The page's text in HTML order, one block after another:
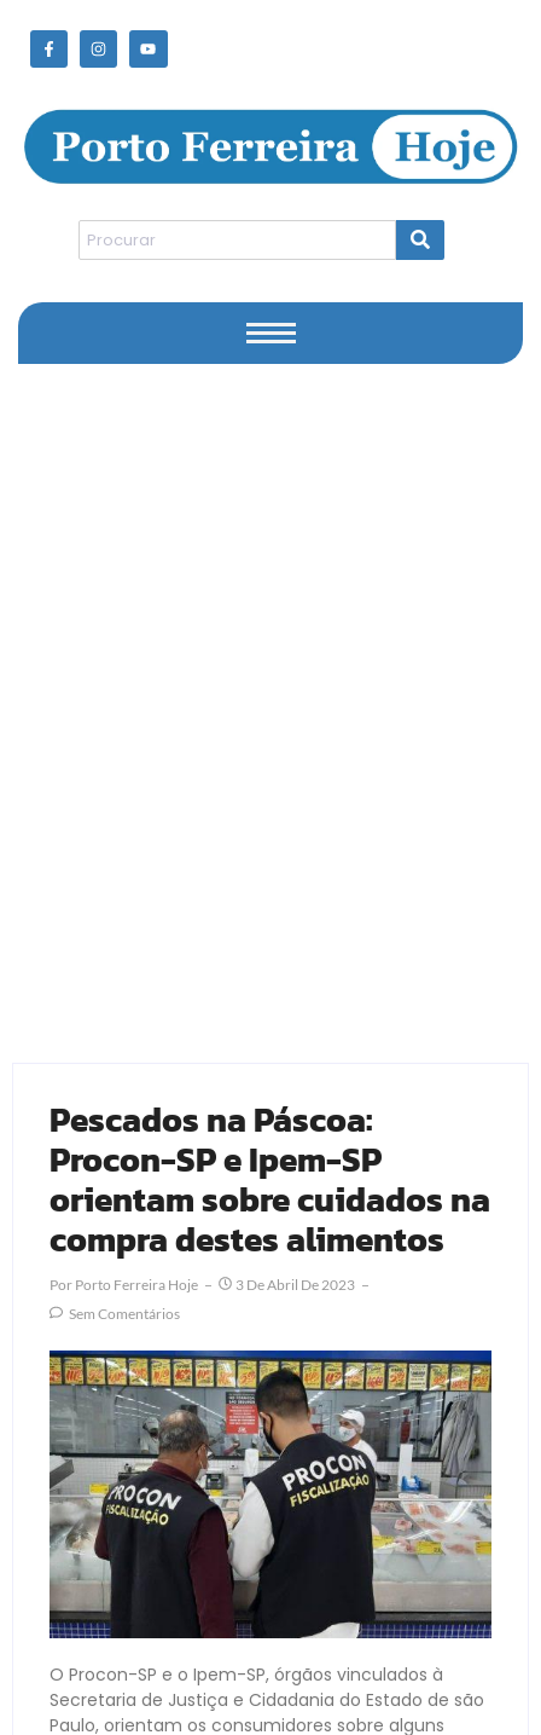
Pescados na Páscoa:
Procon-SP e Ipem-SP
orientam sobre cuidados na
compra destes alimentos
Por Porto Ferreira Hoje
3 De Abril De 2023
Sem Comentários
O Procon-SP e o Ipem-SP, órgãos vinculados à
Secretaria de Justiça e Cidadania do Estado de são
Paulo, orientam os consumidores sobre alguns